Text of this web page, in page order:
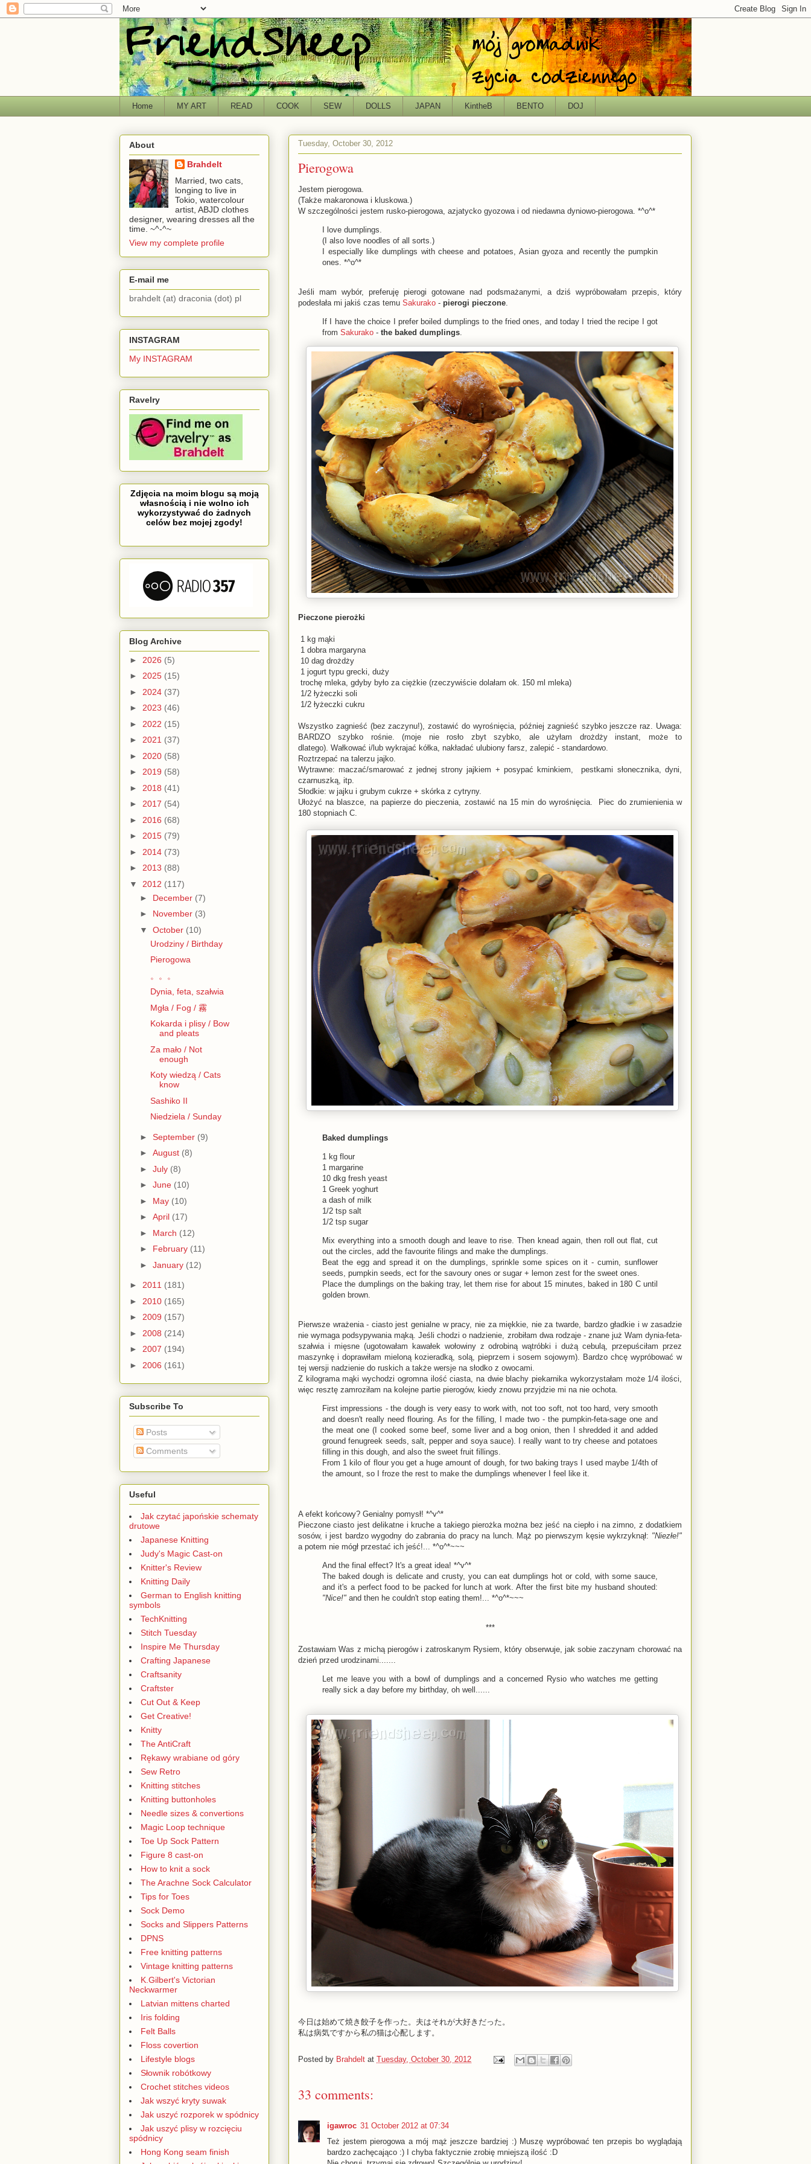
Home MY ART READ COOK SEW DOLLS JAPAN KintheB BENTO DOJ
Tuesday, October 30, 2012
Pierogowa
Jestem pierogowa.
(Także makaronowa i kluskowa.)
W szczególności jestem rusko-pierogowa, azjatycko gyozowa i od niedawna dyniowo-pierogowa. *^o^*
I love dumplings.
(I also love noodles of all sorts.)
I especially like dumplings with cheese and potatoes, Asian gyoza and recently the pumpkin
ones. *^o^*
Jeśli mam wybór, preferuję pierogi gotowane nad podsmażanymi, a dziś wypróbowałam przepis, który
podesłała mi jakiś czas temu Sakurako - pierogi pieczone
If I have the choice I prefer boiled dumplings to the fried ones, and today I tried the recipe I got
from Sakurako - the baked dumplings
Pieczone pierożki
1 kg mąki
1 dobra margaryna
10 dag drożdży
1 jogurt typu grecki, duży
trochę mleka, gdyby było za ciężkie (rzeczywiście dolałam ok. 150 ml mleka)
1/2 łyżeczki soli
1/2 łyżeczki cukru
Wszystko zagnieść (bez zaczynu!), zostawić do wyrośnięcia, później zagnieść szybko jeszcze raz. Uwaga:
BARDZO szybko rośnie. (moje nie rosło zbyt szybko, ale użyłam drożdży instant, może to
dlatego). Wałkować i/lub wykrajać kółka, nakładać ulubiony farsz, zalepić - standardowo.
Roztrzepać na talerzu jajko.
Wytrawne: maczać/smarować z jednej strony jajkiem + posypać kminkiem, pestkami słonecznika, dyni,
czarnuszką, itp.
Słodkie: w jajku i grubym cukrze + skórka z cytryny.
Ułożyć na blaszce, na papierze do pieczenia, zostawić na 15 min do wyrośnięcia. Piec do zrumienienia w
180 stopniach C.
Baked dumplings
1 kg flour
1 margarine
10 dkg fresh yeast
1 Greek yoghurt
a dash of milk
1/2 tsp salt
1/2 tsp sugar
Mix everything into a smooth dough and leave to rise. Then knead again, then roll out flat, cut
out the circles, add the favourite filings and make the dumplings.
Beat the egg and spread it on the dumplings, sprinkle some spices on it - cumin, sunflower
seeds, pumpkin seeds, ect for the savoury ones or sugar + lemon zest for the sweet ones.
Place the dumplings on the baking tray, let them rise for about 15 minutes, baked in 180 C until
golden brown.
Pierwsze wrażenia - ciasto jest genialne w pracy, nie za miękkie, nie za twarde, bardzo gładkie i w zasadzie
nie wymaga podsypywania mąką. Jeśli chodzi o nadzienie, zrobiłam dwa rodzaje - znane już Wam dynia-feta-
szałwia i mięsne (ugotowałam kawałek wołowiny z odrobiną wątróbki i dużą cebulą, przepuściłam przez
maszynkę i doprawiłam mieloną kozieradką, solą, pieprzem i sosem sojowym). Bardzo chcę wypróbować w
tej wersji nadzienie do ruskich a także wersje na słodko z owocami.
Z kilograma mąki wychodzi ogromna ilość ciasta, na dwie blachy piekarnika wykorzystałam może 1/4 ilości,
więc resztę zamroziłam na kolejne partie pierogów, kiedy znowu przyjdzie mi na nie ochota.
First impressions - the dough is very easy to work with, not too soft, not too hard, very smooth
and doesn't really need flouring. As for the filling, I made two - the pumpkin-feta-sage one and
the meat one (I cooked some beef, some liver and a bog onion, then I shredded it and added
ground fenugreek seeds, salt, pepper and soya sauce). I really want to try cheese and potatoes
filling in this dough, and also the sweet fruit fillings.
From 1 kilo of flour you get a huge amount of dough, for two baking trays I used maybe 1/4th of
the amount, so I froze the rest to make the dumplings whenever I feel like it.
A efekt końcowy? Genialny pomysł! *^v^*
Pieczone ciasto jest delikatne i kruche a takiego pierożka można bez jeść na ciepło i na zimno, z dodatkiem
sosów, i jest bardzo wygodny do zabrania do pracy na lunch. Mąż po pierwszym kęsie wykrzyknął: "Niezłe!"
a potem nie mógł przestać ich jeść!... *^o^*~~~
And the final effect? It's a great idea! *^v^*
The baked dough is delicate and crusty, you can eat dumplings hot or cold, with some sauce,
and it's a perfect food to be packed for lunch at work. After the first bite my husband shouted:
"Nice!" and then he couldn't stop eating them!... *^o^*~~~
***
Zostawiam Was z michą pierogów i zatroskanym Rysiem, który obserwuje, jak sobie zaczynam chorować na
dzień przed urodzinami.......
Let me leave you with a bowl of dumplings and a concerned Rysio who watches me getting
really sick a day before my birthday, oh well......
今日は始めて焼き餃子を作った。夫はそれが大好きだった。
私は病気ですから私の猫は心配します。
Posted by Brahdelt at Tuesday, October 30, 2012
33 comments:
igawroc 31 October 2012 at 07:34
Też jestem pierogowa a mój mąż jeszcze bardziej :) Muszę wypróbować ten przepis bo wyglądają
bardzo zachęcająco :) I chyba faktycznie zrobię mniejszą ilość :D
About
Brahdelt
Married, two cats,
longing to live in
Tokio, watercolour
artist, ABJD clothes
designer, wearing dresses all the
time. ~^-^~
View my complete profile
E-mail me
brahdelt (at) draconia (dot) pl
INSTAGRAM
My INSTAGRAM
Ravelry
Zdjęcia na moim blogu są moją
własnością i nie wolno ich
wykorzystywać do żadnych
celów bez mojej zgody!
Blog Archive
► 2026 (5)
► 2025 (15)
► 2024 (37)
► 2023 (46)
► 2022 (15)
► 2021 (37)
► 2020 (58)
► 2019 (58)
► 2018 (41)
► 2017 (54)
► 2016 (68)
► 2015 (79)
► 2014 (73)
► 2013 (88)
▼ 2012 (117)
► December (7)
► November (3)
▼ October (10)
Urodziny / Birthday
Pierogowa
。。。
Dynia, feta, szałwia
Mgła / Fog / 霧
Kokarda i plisy / Bow
and pleats
Za mało / Not
enough
Koty wiedzą / Cats
know
Sashiko II
Niedziela / Sunday
► September (9)
► August (8)
► July (8)
► June (10)
► May (10)
► April (17)
► March (12)
► February (11)
► January (12)
► 2011 (181)
► 2010 (165)
► 2009 (157)
► 2008 (214)
► 2007 (194)
► 2006 (161)
Subscribe To
Posts
Comments
Useful
Jak czytać japońskie schematy
drutowe
Japanese Knitting
Judy's Magic Cast-on
Knitter's Review
Knitting Daily
German to English knitting
symbols
TechKnitting
Stitch Tuesday
Inspire Me Thursday
Crafting Japanese
Craftsanity
Craftster
Cut Out & Keep
Get Creative!
Knitty
The AntiCraft
Rękawy wrabiane od góry
Sew Retro
Knitting stitches
Knitting buttonholes
Needle sizes & convertions
Magic Loop technique
Toe Up Sock Pattern
Figure 8 cast-on
How to knit a sock
The Arachne Sock Calculator
Tips for Toes
Sock Demo
Socks and Slippers Patterns
DPNS
Free knitting patterns
Vintage knitting patterns
K.Gilbert's Victorian
Neckwarmer
Latvian mittens charted
Iris folding
Felt Balls
Floss covertion
Lifestyle blogs
Słownik robótkowy
Crochet stitches videos
Jak wszyć kryty suwak
Jak uszyć rozporek w spódnicy
Jak uszyć plisy w rozcięciu
spódnicy
Hong Kong seam finish